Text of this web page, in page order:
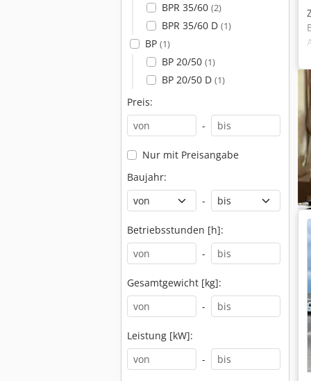
BPR 35/60 (2)
BPR 35/60 D (1)
BP (1)
BP 20/50 (1)
BP 20/50 D (1)
Preis:
-
Nur mit Preisangabe
Baujahr:
-
Betriebsstunden [h]:
-
Gesamtgewicht [kg]:
-
Leistung [kW]:
-